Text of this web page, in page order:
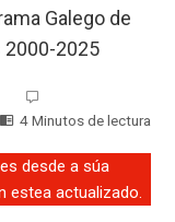
Galego de
2000-2025
4 Minutos de lectura
desde a súa
estea actualizado.